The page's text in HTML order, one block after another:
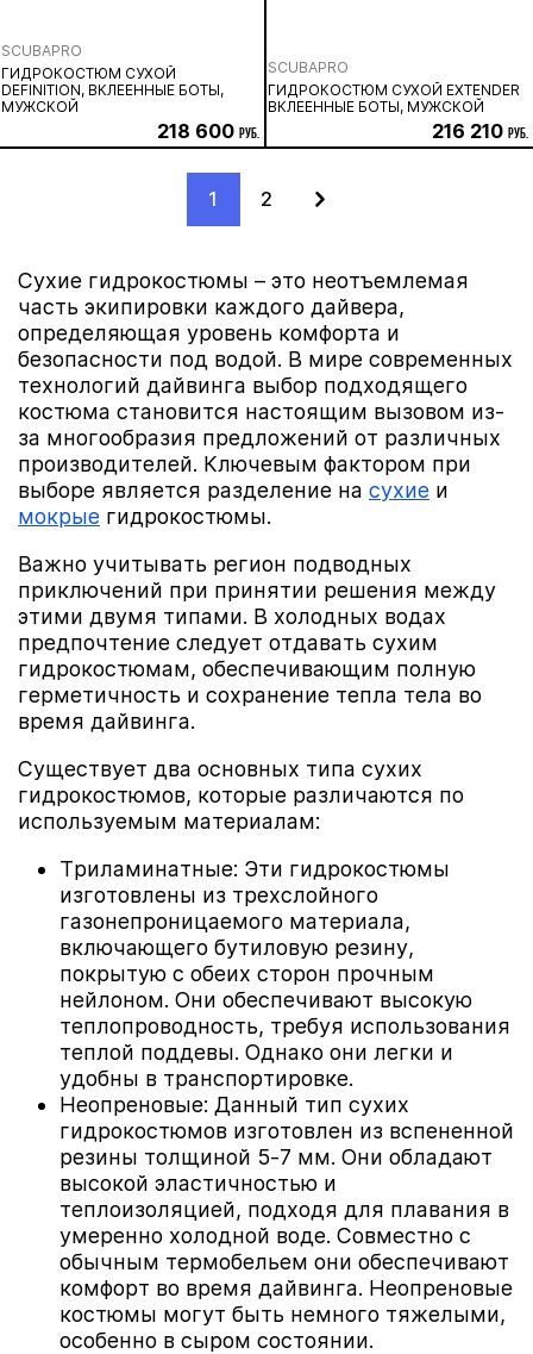
SCUBAPRO
ГИДРОКОСТЮМ СУХОЙ
DEFINITION, ВКЛЕЕННЫЕ БОТЫ,
МУЖСКОЙ
218 600 руб.
SCUBAPRO
ГИДРОКОСТЮМ СУХОЙ EXTENDER
ВКЛЕЕННЫЕ БОТЫ, МУЖСКОЙ
216 210 руб.
1 2
Сухие гидрокостюмы – это неотъемлемая
часть экипировки каждого дайвера,
определяющая уровень комфорта и
безопасности под водой. В мире современных
технологий дайвинга выбор подходящего
костюма становится настоящим вызовом из-
за многообразия предложений от различных
производителей. Ключевым фактором при
выборе является разделение на сухие и
мокрые гидрокостюмы.
Важно учитывать регион подводных
приключений при принятии решения между
этими двумя типами. В холодных водах
предпочтение следует отдавать сухим
гидрокостюмам, обеспечивающим полную
герметичность и сохранение тепла тела во
время дайвинга.
Существует два основных типа сухих
гидрокостюмов, которые различаются по
используемым материалам:
Триламинатные: Эти гидрокостюмы
изготовлены из трехслойного
газонепроницаемого материала,
включающего бутиловую резину,
покрытую с обеих сторон прочным
нейлоном. Они обеспечивают высокую
теплопроводность, требуя использования
теплой поддевы. Однако они легки и
удобны в транспортировке.
Неопреновые: Данный тип сухих
гидрокостюмов изготовлен из вспененной
резины толщиной 5-7 мм. Они обладают
высокой эластичностью и
теплоизоляцией, подходя для плавания в
умеренно холодной воде. Совместно с
обычным термобельем они обеспечивают
комфорт во время дайвинга. Неопреновые
костюмы могут быть немного тяжелыми,
особенно в сыром состоянии.